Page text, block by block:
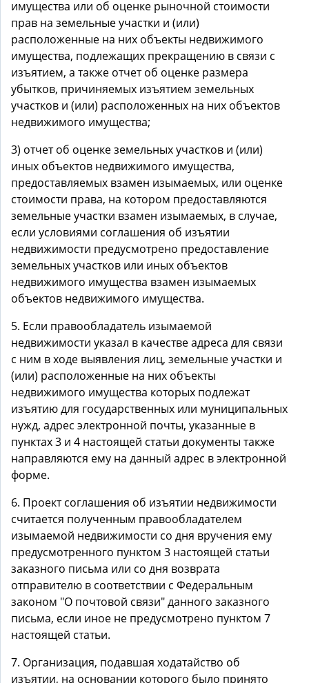
имущества или об оценке рыночной стоимости
прав на земельные участки и (или)
расположенные на них объекты недвижимого
имущества, подлежащих прекращению в связи с
изъятием, а также отчет об оценке размера
убытков, причиняемых изъятием земельных
участков и (или) расположенных на них объектов
недвижимого имущества;
3) отчет об оценке земельных участков и (или)
иных объектов недвижимого имущества,
предоставляемых взамен изымаемых, или оценке
стоимости права, на котором предоставляются
земельные участки взамен изымаемых, в случае,
если условиями соглашения об изъятии
недвижимости предусмотрено предоставление
земельных участков или иных объектов
недвижимого имущества взамен изымаемых
объектов недвижимого имущества.
5. Если правообладатель изымаемой
недвижимости указал в качестве адреса для связи
с ним в ходе выявления лиц, земельные участки и
(или) расположенные на них объекты
недвижимого имущества которых подлежат
изъятию для государственных или муниципальных
нужд, адрес электронной почты, указанные в
пунктах 3 и 4 настоящей статьи документы также
направляются ему на данный адрес в электронной
форме.
6. Проект соглашения об изъятии недвижимости
считается полученным правообладателем
изымаемой недвижимости со дня вручения ему
предусмотренного пунктом 3 настоящей статьи
заказного письма или со дня возврата
отправителю в соответствии с Федеральным
законом "О почтовой связи" данного заказного
письма, если иное не предусмотрено пунктом 7
настоящей статьи.
7. Организация, подавшая ходатайство об
изъятии, на основании которого было принято